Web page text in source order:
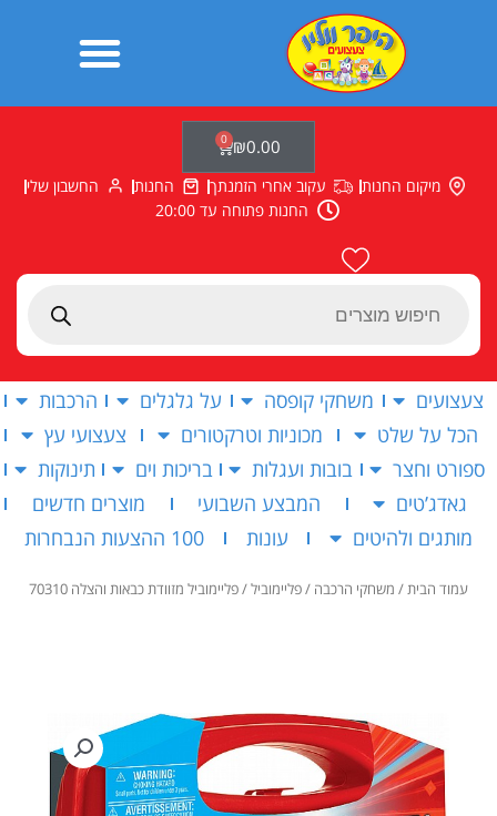
Products
₪0.00
0
עגלת
קניות
מיקום החנות עקוב אחרי הזמנתך החנות
החשבון שלי
החנות פתוחה עד 20:00
צעצועים משחקי קופסה על גלגלים
הרכבות
הכל על שלט
מכוניות וטרקטורים
צעצועי עץ
ספורט וחצר
בובות ועגלות בריכות וים
תינוקות
גאדג’טים
המבצע השבועי
מוצרים חדשים
מותגים ולהיטים
עונות 100 ההצעות הנבחרות
עמוד הבית/ משחקי הרכבה /פליימוביל/ פליימוביל מזוודת כבאות והצלה 70310